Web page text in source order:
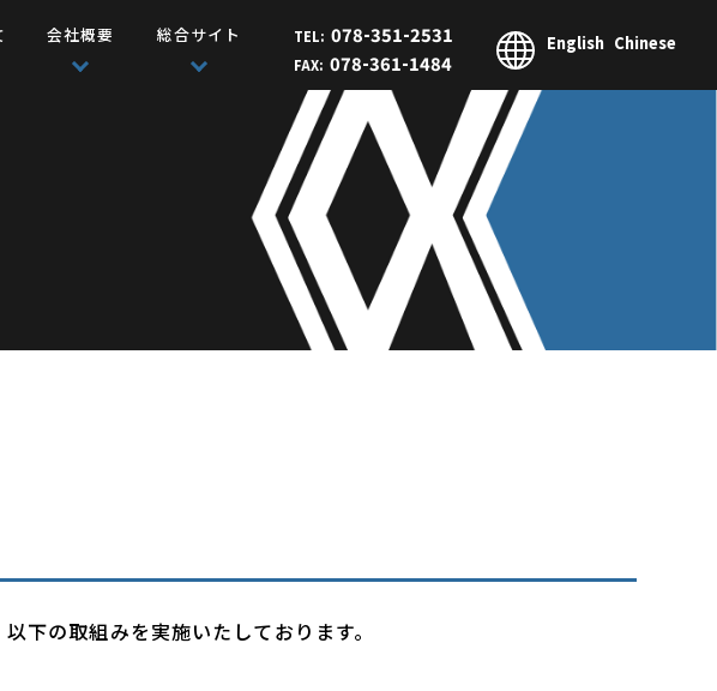
会社概要 総合サイト TEL: 078-351-2531
FAX: 078-361-1484
English Chinese
下の取組みを実施いたしております。